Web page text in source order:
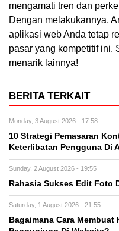
mengamati tren dan
Dengan melakukannya,
aplikasi web Anda tetap
pasar yang kompetitif ini.
menarik lainnya!
BERITA TERKAIT
Monday, 3 August 2026 - 17:58
10 Strategi Pemasaran
Keterlibatan Pengguna Di
Sunday, 2 August 2026 - 19:55
Rahasia Sukses Edit Foto
Saturday, 1 August 2026 - 21:55
Bagaimana Cara